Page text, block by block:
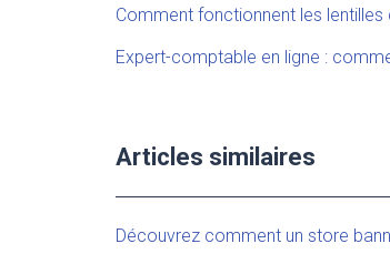
Comment fonctionnent les
Expert-comptable en ligne :
Articles similaires
Découvrez comment un store